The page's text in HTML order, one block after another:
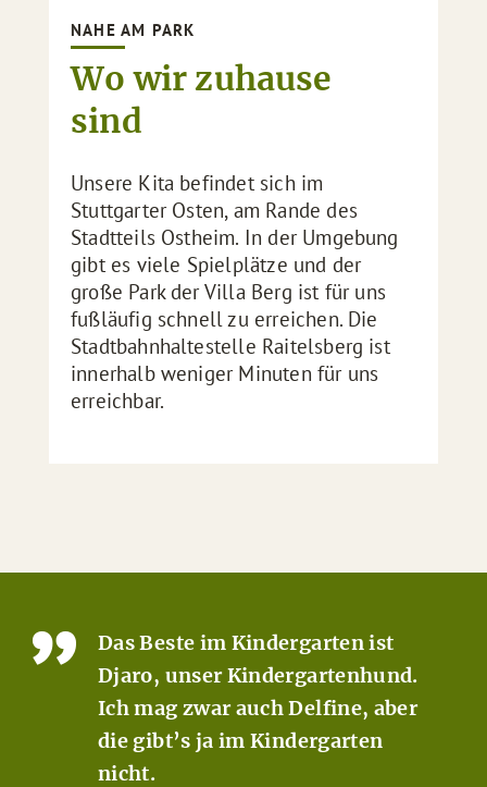
NAHE AM PARK
Wo wir zuhause
sind
Unsere Kita befindet sich im
Stuttgarter Osten, am Rande des
Stadtteils Ostheim. In der Umgebung
gibt es viele Spielplätze und der
große Park der Villa Berg ist für uns
fußläufig schnell zu erreichen. Die
Stadtbahnhaltestelle Raitelsberg ist
innerhalb weniger Minuten für uns
erreichbar.
Das Beste im Kindergarten ist
Djaro, unser Kindergartenhund.
Ich mag zwar auch Delfine, aber
die gibt’s ja im Kindergarten
nicht.